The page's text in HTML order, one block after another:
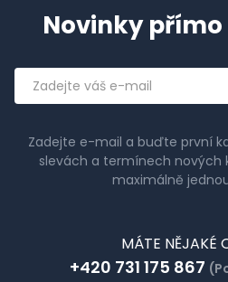
Novinky
Emailová
adresa
Zadejte e-mail a buďte první
slevách a termínech nových
maximálně
MÁTE NĚJAKÉ
+420 731 175 867